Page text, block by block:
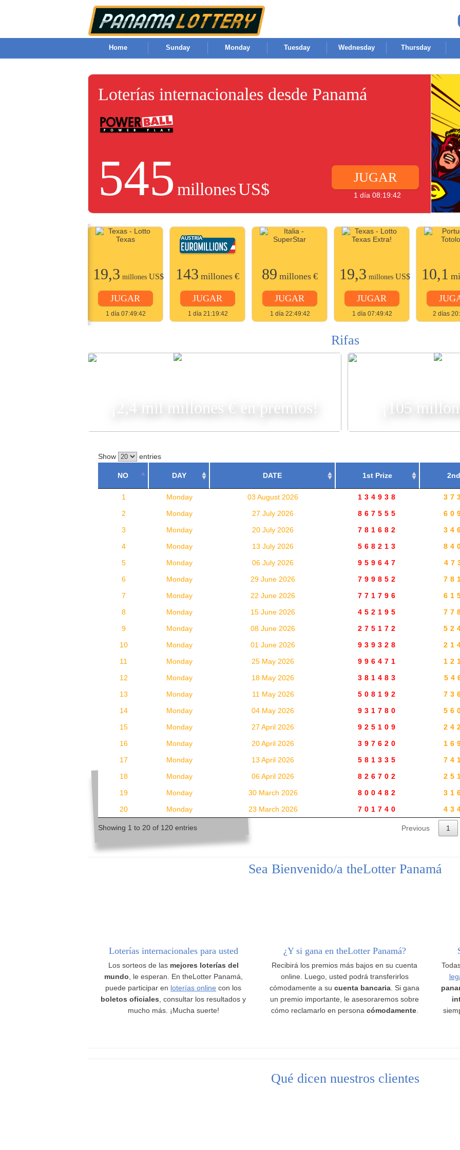
Home Sunday Monday Tuesday Wednesday Thursday
Loterías internacionales desde Panamá
545 millonesUS$
JUGAR
1 día 08:19:42
19,3 millones US$
JUGAR
1 día 07:49:42
143 millones €
JUGAR
1 día 21:19:42
89 millones €
JUGAR
1 día 22:49:42
19,3 millones US$
JUGAR
1 día 07:49:42
10,1
2 días
Rifas
¡2,4 mil millones € en premios! ¡105
Show entries
NO DAY DATE 1st Prize
1 Monday 03 August 2026 134938
2
Monday 27 July 2026 867555
3
Monday 20 July 2026 781682
4
Monday 13 July 2026 568213
5
Monday 06 July 2026 959647
6
Monday 29 June 2026 799852
7
Monday 22 June 2026 771796
8
Monday 15 June 2026 452195
9
Monday 08 June 2026 275172
10
Monday 01 June 2026 939328
11
Monday 25 May 2026 996471
12
Monday 18 May 2026 381483
13
Monday 11 May 2026 508192
14
Monday 04 May 2026 931780
15
Monday 27 April 2026 925109
16
Monday 20 April 2026 397620
17
Monday 13 April 2026 581335
18
Monday 06 April 2026 826702
19
Monday 30 March 2026 800482
20
Monday 23 March 2026 701740
Showing 1 to 20 of 120 entries Previous 1
Sea Bienvenido/a theLotter Panamá
Loterías internacionales para usted
Los sorteos de las mejores loterías del
mundo , le esperan. En theLotter Panamá,
puede participar en loterías online con los
boletos oficiales , consultar los resultados y
mucho más. ¡Mucha suerte!
¿Y si gana en theLotter Panamá?
Recibirá los premios más bajos en su cuenta
online. Luego, usted podrá transferirlos
cómodamente a su cuenta bancaria . Si gana
un premio importante, le asesoraremos sobre
cómo reclamarlo en persona cómodamente.
Qué dicen nuestros clientes